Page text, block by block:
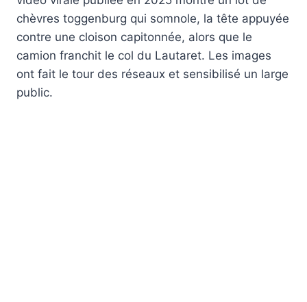
chèvres toggenburg qui somnole, la tête appuyée
contre une cloison capitonnée, alors que le
camion franchit le col du Lautaret. Les images
ont fait le tour des réseaux et sensibilisé un large
public.